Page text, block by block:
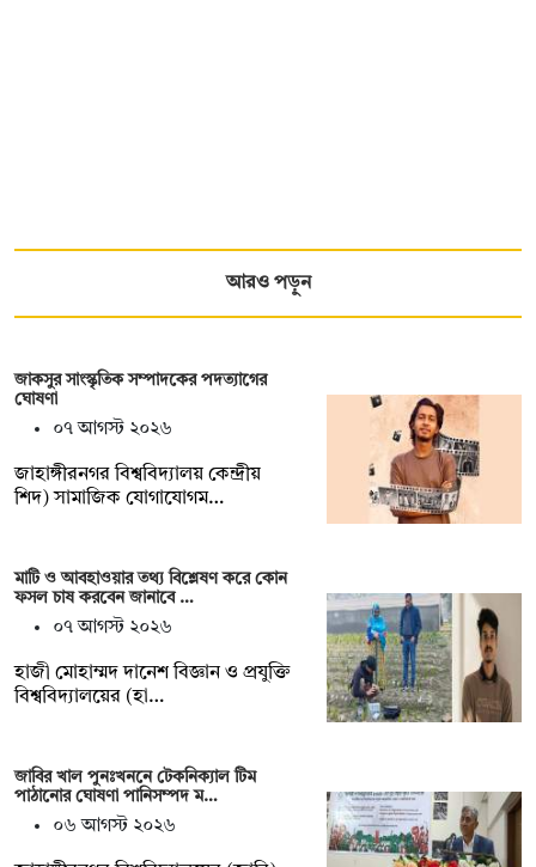
আরও পড়ুন
জাকসুর সাংস্কৃতিক সম্পাদকের পদত্যাগের
ঘোষণা
০৭ আগস্ট ২০২৬
‎জাহাঙ্গীরনগর বিশ্ববিদ্যালয় কেন্দ্রীয়
শিদ) সামাজিক যোগাযোগম…
মাটি ও আবহাওয়ার তথ্য বিশ্লেষণ করে কোন
ফসল চাষ করবেন জানাবে …
০৭ আগস্ট ২০২৬
হাজী মোহাম্মদ দানেশ বিজ্ঞান ও প্রযুক্তি
বিশ্ববিদ্যালয়ের (হা…
জাবির খাল পুনঃখননে টেকনিক্যাল টিম
পাঠানোর ঘোষণা পানিসম্পদ ম…
০৬ আগস্ট ২০২৬